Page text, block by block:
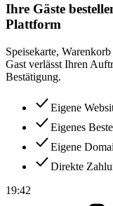
Ihre Gäste
Plattform
Speisekarte,
Gast verlässt Ihren
Bestätigung.
Eigene
Eigenes
Eigene
Direkte
19:42